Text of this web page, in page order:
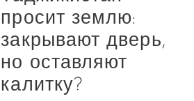
просит землю:
закрывают дверь,
но оставляют
калитку?